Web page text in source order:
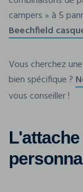
campers » à 5
Beechfield
Vous cherchez une
bien spécifique ?
vous conseiller !